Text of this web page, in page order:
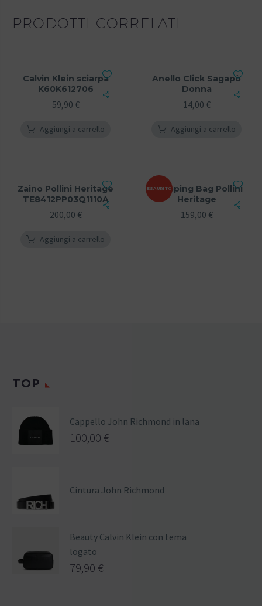
PRODOTTI CORRELATI
Calvin Klein sciarpa
K60K612706
59,90 €
Aggiungi a carrello
Anello Click Sagapò
Donna
14,00 €
Aggiungi a carrello
Zaino Pollini Heritage
TE8412PP03Q1110A
200,00 €
Aggiungi a carrello
ESAURITO
Shopping Bag Pollini
Heritage
159,00 €
TOP
Cappello John Richmond in lana
100,00 €
Cintura John Richmond
Beauty Calvin Klein con tema
logato
79,90 €